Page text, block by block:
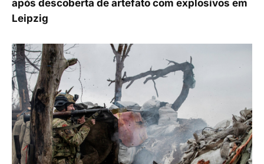
após descoberta de artefato com explosivos em
Leipzig